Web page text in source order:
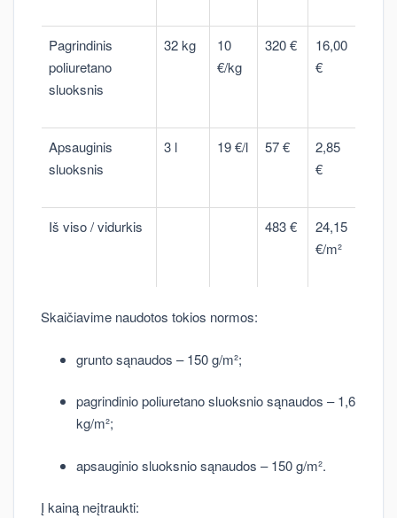
Pagrindinis
poliuretano
sluoksnis
32 kg
10
€/kg
320 €
16,00
€
Apsauginis
sluoksnis
3 l 19 €/l 57 €
2,85
€
Iš viso / vidurkis 483 €
24,15
€/m²
Skaičiavime naudotos tokios normos:
grunto sąnaudos – 150 g/m²;
pagrindinio poliuretano sluoksnio sąnaudos – 1,6
kg/m²;
apsauginio sluoksnio sąnaudos – 150 g/m².
Į kainą neįtraukti: